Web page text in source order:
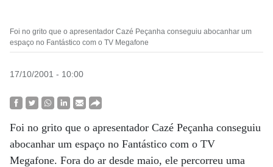
Foi no grito que o apresentador Cazé Peçanha conseguiu abocanhar um
espaço no Fantástico com o TV Megafone
17/10/2001 - 10:00
Foi no grito que o apresentador Cazé Peçanha conseguiu
abocanhar um espaço no Fantástico com o TV
Megafone. Fora do ar desde maio, ele percorreu uma